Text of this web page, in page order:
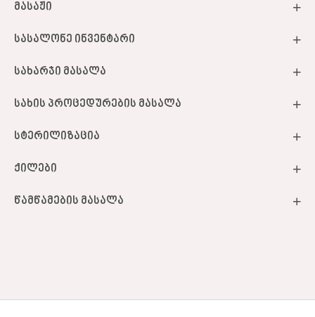
მასაჟი
სასალონე ინვენტარი
სახარჯი მასალა
სახის პროცედურების მასალა
სტერილიზაცია
ქილები
წამწამების მასალა